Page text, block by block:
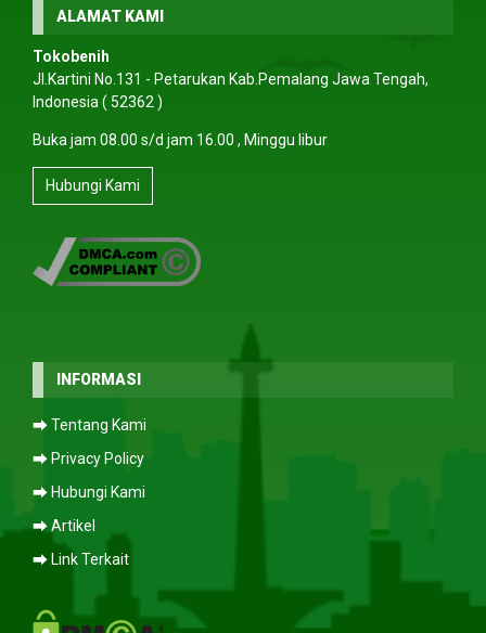
ALAMAT KAMI
Tokobenih
Jl.Kartini No.131 - Petarukan Kab.Pemalang Jawa Tengah,
Indonesia ( 52362 )
Buka jam 08.00 s/d jam 16.00 , Minggu libur
Hubungi Kami
INFORMASI
⮕ Tentang Kami
⮕ Privacy Policy
⮕ Hubungi Kami
⮕ Artikel
⮕ Link Terkait